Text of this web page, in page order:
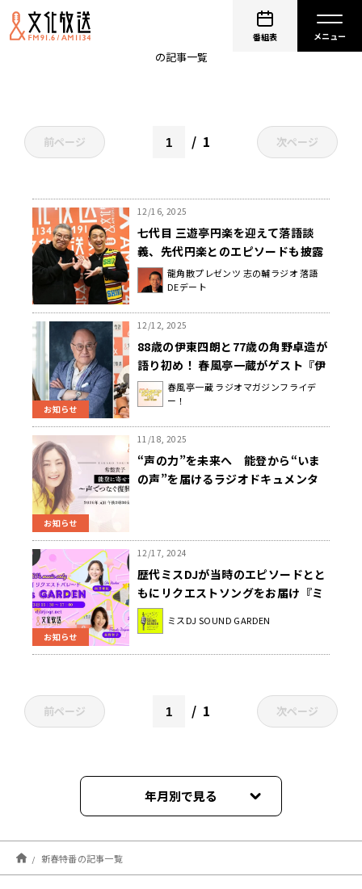
番組表
の記事一覧
前ページ 1 次ページ
12/16, 2025
七代目 三遊亭円楽を迎えて落語談
義、先代円楽とのエピソードも披露
『龍角散プレゼンツ 志の輔ラジオ 落
語DEデート 新春スペシャル』2026
ら放送
龍角散プレゼンツ 志の輔ラジオ 落語
DEデート
お知らせ
12/12, 2025
88歳の伊東四朗と77歳の角野卓造が
語り初め！ 春風亭一蔵がゲスト『伊
東四朗と角野卓造がカラオケで「夏
色」を歌う日』2026年1月1日（木）
春風亭一蔵 ラジオマガジンフライデ
ー！
お知らせ
11/18, 2025
“声の力”を未来へ 能登から“いま
の声”を届けるラジオドキュメンタ
月1日（木・祝）午後2時30分から放
送
お知らせ
12/17, 2024
歴代ミスDJが当時のエピソードとと
もにリクエストソングをお届け『ミ
スDJリクエストパレード 80’s
GARDEN』千倉真理、長野智子、向
ミスDJ SOUND GARDEN
前ページ 1 次ページ
年月別で見る
2025年12月
2025年11月
新春特番の記事一覧